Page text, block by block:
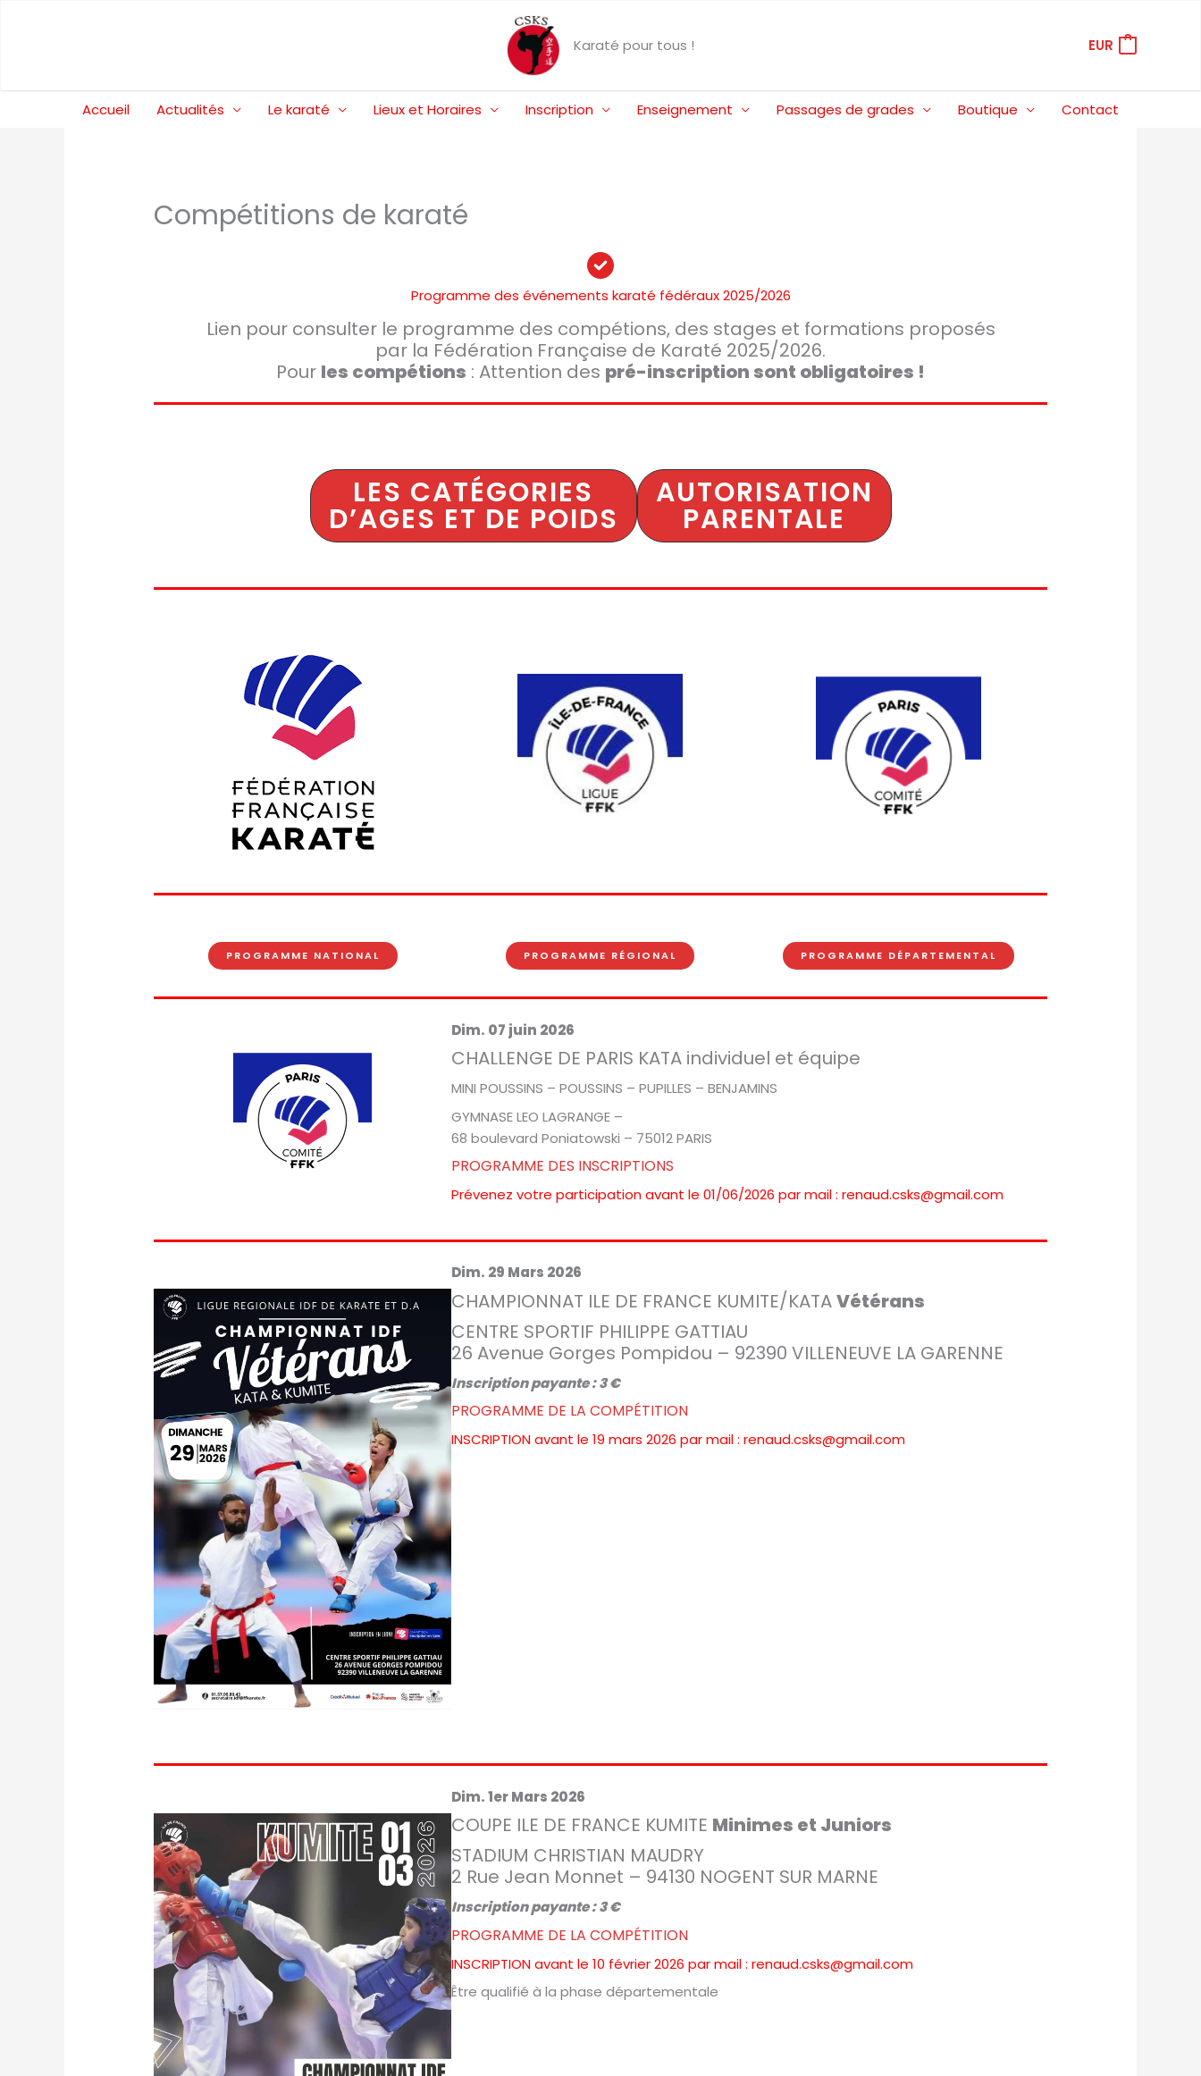
Karaté pour tous ! EUR
Accueil Actualités Le karaté Lieux et Horaires Inscription Enseignement Passages de grades Boutique Contact
Compétitions de karaté
Programme des événements karaté fédéraux 2025/2026
Lien pour consulter le programme des compétions, des stages et formations proposés
par la Fédération Française de Karaté 2025/2026.
Pour les compétions : Attention des pré-inscription sont obligatoires !
LES CATÉGORIES
D’AGES ET DE POIDS
AUTORISATION
PARENTALE
PROGRAMME NATIONAL PROGRAMME RÉGIONAL PROGRAMME DÉPARTEMENTAL
Dim. 07 juin 2026
CHALLENGE DE PARIS KATA individuel et équipe
MINI POUSSINS – POUSSINS – PUPILLES – BENJAMINS
GYMNASE LEO LAGRANGE –
68 boulevard Poniatowski – 75012 PARIS
PROGRAMME DES INSCRIPTIONS
Prévenez votre participation avant le 01/06/2026 par mail : renaud.csks@gmail.com
Dim. 29 Mars 2026
CHAMPIONNAT ILE DE FRANCE KUMITE/KATAVétérans
CENTRE SPORTIF PHILIPPE GATTIAU
26 Avenue Gorges Pompidou – 92390 VILLENEUVE LA GARENNE
Inscription payante : 3 €
PROGRAMME DE LA COMPÉTITION
INSCRIPTION avant le 19 mars 2026 par mail : renaud.csks@gmail.com
Dim. 1er Mars 2026
COUPE ILE DE FRANCE KUMITE Minimes et Juniors
STADIUM CHRISTIAN MAUDRY
2 Rue Jean Monnet – 94130 NOGENT SUR MARNE
Inscription payante : 3 €
PROGRAMME DE LA COMPÉTITION
INSCRIPTION avant le 10 février 2026 par mail : renaud.csks@gmail.com
Être qualifié à la phase départementale